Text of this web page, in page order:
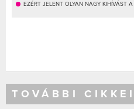
EZÉRT JELENT OLYAN NAGY KIHÍVÁST
TOVÁBBI